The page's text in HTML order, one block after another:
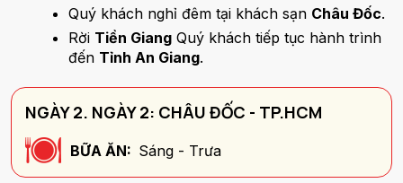
Quý khách nghỉ đêm tại khách sạn Châu Đốc.
Rời Tiền Giang Quý khách tiếp tục hành trình
đến Tỉnh An Giang.
NGÀY 2. NGÀY 2: CHÂU ĐỐC - TP.HCM
BỮA ĂN: Sáng - Trưa